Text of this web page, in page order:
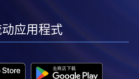
linkedin
动应用程式